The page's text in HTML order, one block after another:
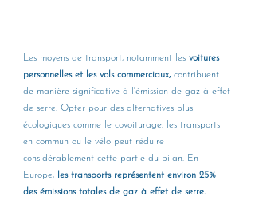
Les moyens de transport, notamment les voitures
personnelles et les vols commerciaux, contribuent
de manière significative à l'émission de gaz à effet
de serre. Opter pour des alternatives plus
écologiques comme le covoiturage, les transports
en commun ou le vélo peut réduire
considérablement cette partie du bilan. En
Europe, les transports représentent environ 25%
des émissions totales de gaz à effet de serre.